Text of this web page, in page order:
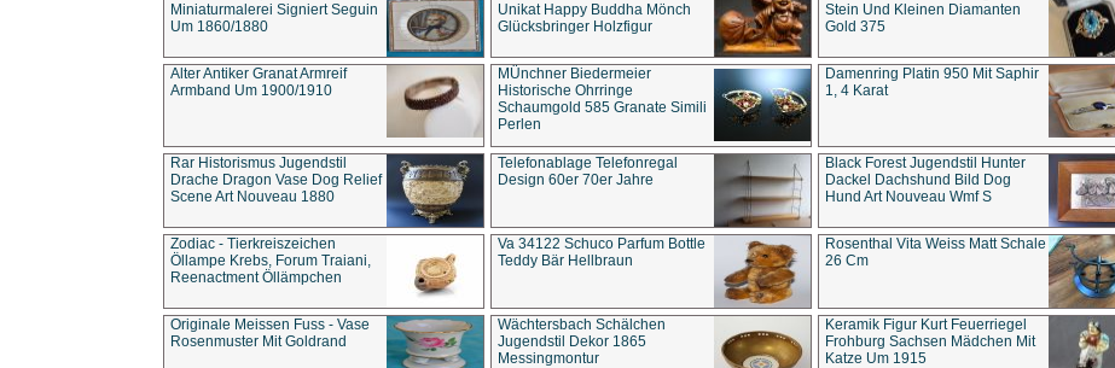
Miniaturmalerei Signiert Seguin
Um 1860/1880
Unikat Happy Buddha Mönch
Glücksbringer Holzfigur
Stein Und Kleinen Diamanten
Gold 375
Alter Antiker Granat Armreif
Armband Um 1900/1910
MÜnchner Biedermeier
Historische Ohrringe
Schaumgold 585 Granate Simili
Perlen
Damenring Platin 950 Mit Saphir
1, 4 Karat
Rar Historismus Jugendstil
Drache Dragon Vase Dog Relief
Scene Art Nouveau 1880
Telefonablage Telefonregal
Design 60er 70er Jahre
Black Forest Jugendstil Hunter
Dackel Dachshund Bild Dog
Hund Art Nouveau Wmf S
Zodiac - Tierkreiszeichen
Öllampe Krebs, Forum Traiani,
Reenactment Öllämpchen
Va 34122 Schuco Parfum Bottle
Teddy Bär Hellbraun
Rosenthal Vita Weiss Matt Schale
26 Cm
Originale Meissen Fuss - Vase
Rosenmuster Mit Goldrand
Wächtersbach Schälchen
Jugendstil Dekor 1865
Messingmontur
Keramik Figur Kurt Feuerriegel
Frohburg Sachsen Mädchen Mit
Katze Um 1915